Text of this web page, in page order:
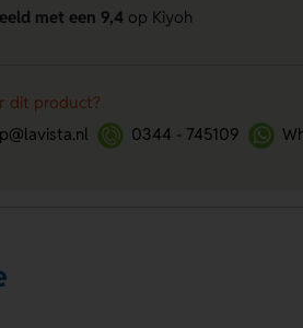
met een 9,4op Kiyoh
dit product?
0344 - 745109